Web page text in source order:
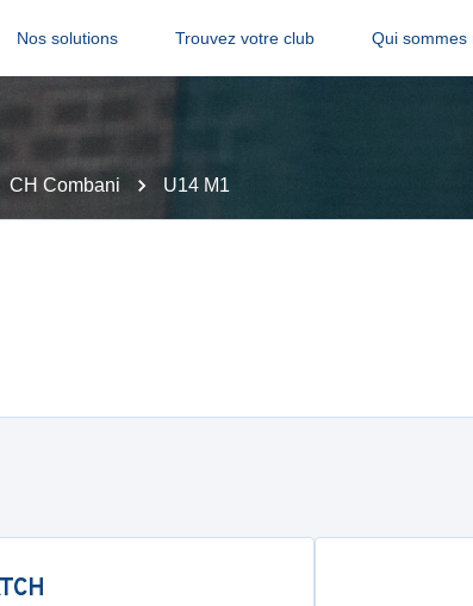
Nos solutions Trouvez votre club Qui sommes
CH Combani U14 M1